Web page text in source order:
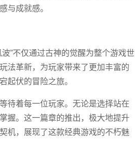
与成就感。
”不仅通过古神的觉醒为整个游戏世
法革新，为玩家带来了更加丰富的
起伏的冒险之旅。
待着每一位玩家。无论是选择站在
握。这一篇章的推出，极大地提升
机，展现了这款经典游戏的不朽魅